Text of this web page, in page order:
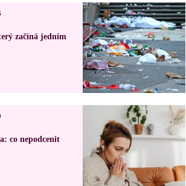
začíná jedním
co nepodcenit